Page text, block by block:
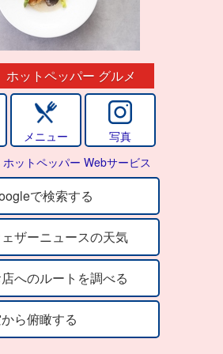
ホットペッパー グルメ
メニュー
写真
ホットペッパー Webサービス
で検索する
ザーニュースの天気
へのルートを調べる
ら俯瞰する